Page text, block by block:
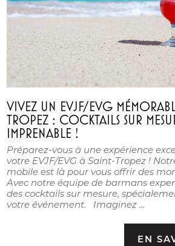
VIVEZ UN EVJF/EVG
TROPEZ : COCKTAILS SUR
IMPRENABLE !
Préparez-vous à une expérience
votre EVJF/EVG à Saint-Tropez !
mobile est là pour vous offrir des
Avec notre équipe de barmans
des cocktails sur mesure,
votre événement. Imaginez ...
EN